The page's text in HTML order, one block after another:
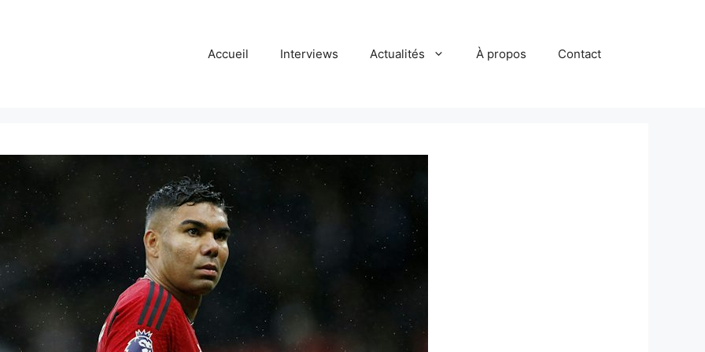
Accueil Interviews Actualités À propos Contact